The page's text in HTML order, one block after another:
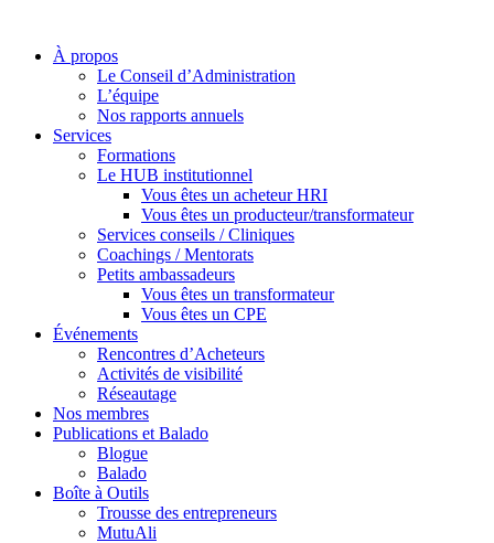
À propos
Le Conseil d’Administration
L’équipe
Nos rapports annuels
Services
Formations
Le HUB institutionnel
Vous êtes un acheteur HRI
Vous êtes un producteur/transformateur
Services conseils / Cliniques
Coachings / Mentorats
Petits ambassadeurs
Vous êtes un transformateur
Vous êtes un CPE
Événements
Rencontres d’Acheteurs
Activités de visibilité
Réseautage
Nos membres
Publications et Balado
Blogue
Balado
Boîte à Outils
Trousse des entrepreneurs
MutuAli